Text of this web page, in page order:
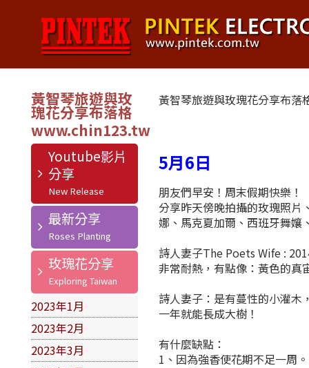
黃智琴旅遊與玫
瑰花分享布落格
Youtube影片
分享
最新分享
玫瑰花分享
2023年1月
2023年2月
2023年3月
黃智琴旅遊與玫瑰花分享布落
5月6日
朋友們早安！周末假期快樂！
分享昨天傍晚拍攝的玫瑰照片
娜、馬克夏加爾、西班牙舞孃
詩人妻子The Poets Wife :
非常耐熱，有點像：黃色的真
詩人妻子：是有蔓性的小灌木
一年就能長成大樹！
有什麼缺點：
1、因為強香使花期不足一周。